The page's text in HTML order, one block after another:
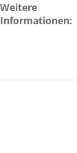
Weitere
Informationen: